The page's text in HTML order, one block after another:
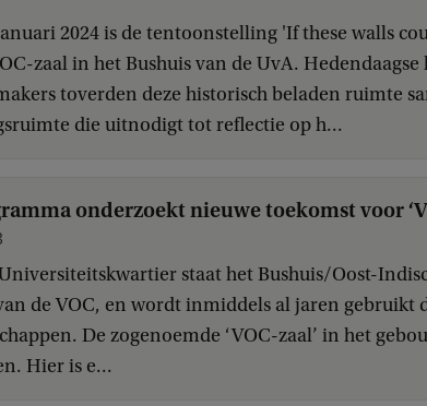
2024 is de tentoonstelling 'If these walls
zaal in het Bushuis van de UvA. Hedendaagse
toverden deze historisch beladen ruimte
die uitnodigt tot reflectie op h...
onderzoekt nieuwe toekomst voor
staat het Bushuis/Oost-
de VOC, en wordt inmiddels al jaren gebruikt
De zogenoemde ‘VOC-zaal’ in het
Hier is e...